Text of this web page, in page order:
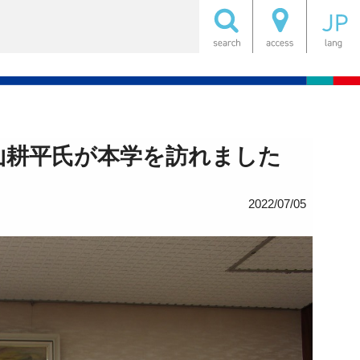
平氏が本学を訪れました
2022/07/05